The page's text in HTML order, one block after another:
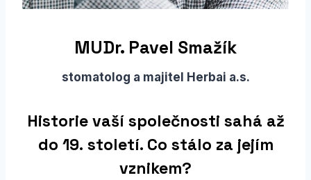
MUDr. Pavel Smažík
stomatolog a majitel Herbai a.s.
Historie vaší společnosti sahá až
do 19. století. Co stálo za jejím
vznikem?